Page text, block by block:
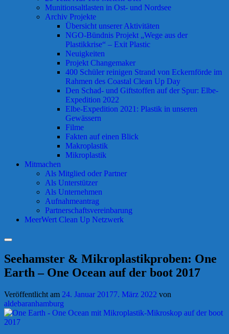
Munitionsaltlasten in Ost- und Nordsee
Archiv Projekte
Übersicht unserer Aktivitäten
NGO-Bündnis Projekt „Wege aus der
Plastikkrise“ – Exit Plastic
Neuigkeiten
Projekt Changemaker
400 Schüler reinigen Strand von Eckernförde im
Rahmen des Coastal Clean Up Day
Den Schad- und Giftstoffen auf der Spur: Elbe-
Expedition 2022
Elbe-Expedition 2021: Plastik in unseren
Gewässern
Filme
Fakten auf einen Blick
Makroplastik
Mikroplastik
Mitmachen
Als Mitglied oder Partner
Als Unterstützer
Als Unternehmen
Aufnahmeantrag
Partnerschaftsvereinbarung
MeerWert Clean Up Netzwerk
Suchen
Seehamster & Mikroplastikproben: One
Earth – One Ocean auf der boot 2017
Veröffentlicht am 24. Januar 20177. März 2022 von
aldebaranhamburg